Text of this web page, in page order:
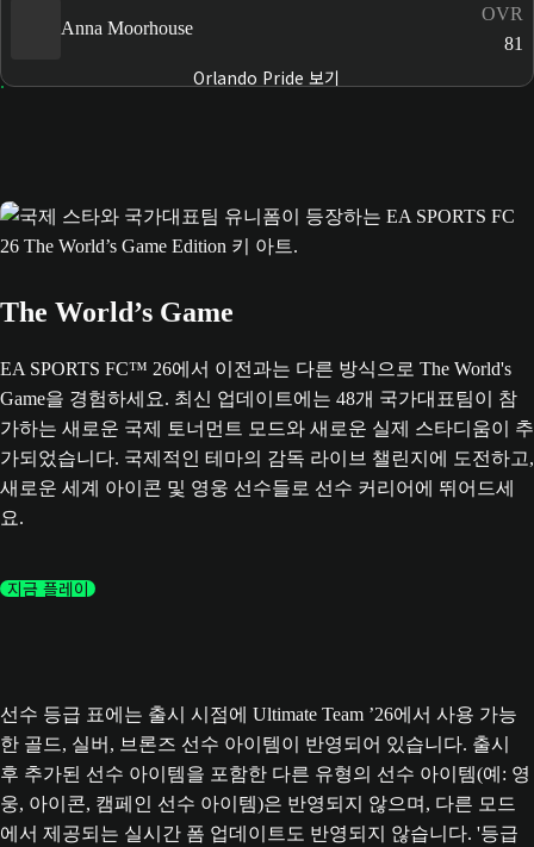
Anna Moorhouse
OVR
81
Orlando Pride 보기
The World’s Game
EA SPORTS FC™ 26에서 이전과는 다른 방식으로 The World's
Game을 경험하세요. 최신 업데이트에는 48개 국가대표팀이 참
가하는 새로운 국제 토너먼트 모드와 새로운 실제 스타디움이 추
가되었습니다. 국제적인 테마의 감독 라이브 챌린지에 도전하고,
새로운 세계 아이콘 및 영웅 선수들로 선수 커리어에 뛰어드세
요.
지금 플레이
선수 등급 표에는 출시 시점에 Ultimate Team ’26에서 사용 가능
한 골드, 실버, 브론즈 선수 아이템이 반영되어 있습니다. 출시
후 추가된 선수 아이템을 포함한 다른 유형의 선수 아이템(예: 영
웅, 아이콘, 캠페인 선수 아이템)은 반영되지 않으며, 다른 모드
에서 제공되는 실시간 폼 업데이트도 반영되지 않습니다. '등급